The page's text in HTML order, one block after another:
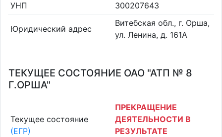
УНП
300207643
Юридический адрес
Витебская обл., г. Орша,
ул. Ленина, д. 161А
ТЕКУЩЕЕ СОСТОЯНИЕ ОАО "АТП № 8
Г.ОРША"
Текущее состояние
(ЕГР)
ПРЕКРАЩЕНИЕ
ДЕЯТЕЛЬНОСТИ В
РЕЗУЛЬТАТЕ